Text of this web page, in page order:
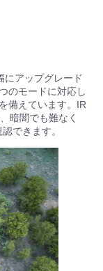
にアップグレード
のモードに対応し
備えています。IR
暗闇でも難なく
できます。